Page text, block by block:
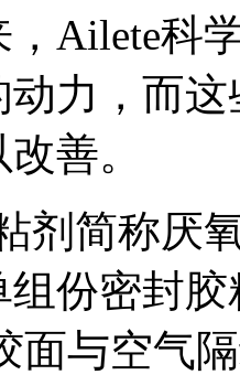
Ailete科
力，而
善。
剂简称厌
组份密封
面与空气